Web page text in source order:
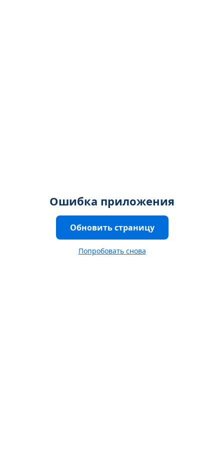
Ошибка приложения
Обновить страницу
Попробовать снова